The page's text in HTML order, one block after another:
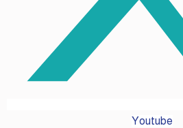
Youtube